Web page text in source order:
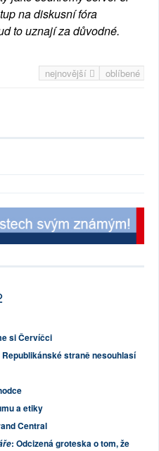
na diskusní fóra
to uznají za důvodné.
nejnovější oblíbené
si Červíčci
straně nesouhlasí
a etiky
Central
: Odcizená groteska o tom, že